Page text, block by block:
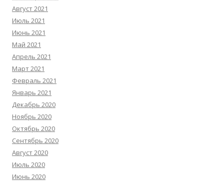
Август 2021
Июль 2021
Июнь 2021
Май 2021
Апрель 2021
Март 2021
Февраль 2021
Январь 2021
Декабрь 2020
Ноябрь 2020
Октябрь 2020
Сентябрь 2020
Август 2020
Июль 2020
Июнь 2020